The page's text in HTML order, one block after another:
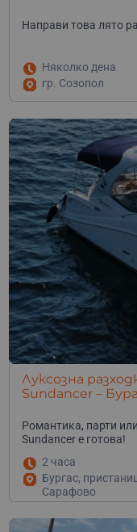
Направи това лято
Няколко дена
гр. Созопол
Луксозна
Sundancer –
Романтика, парти
Sundancer е готова!
2 часа
Бургас,
Сарафово